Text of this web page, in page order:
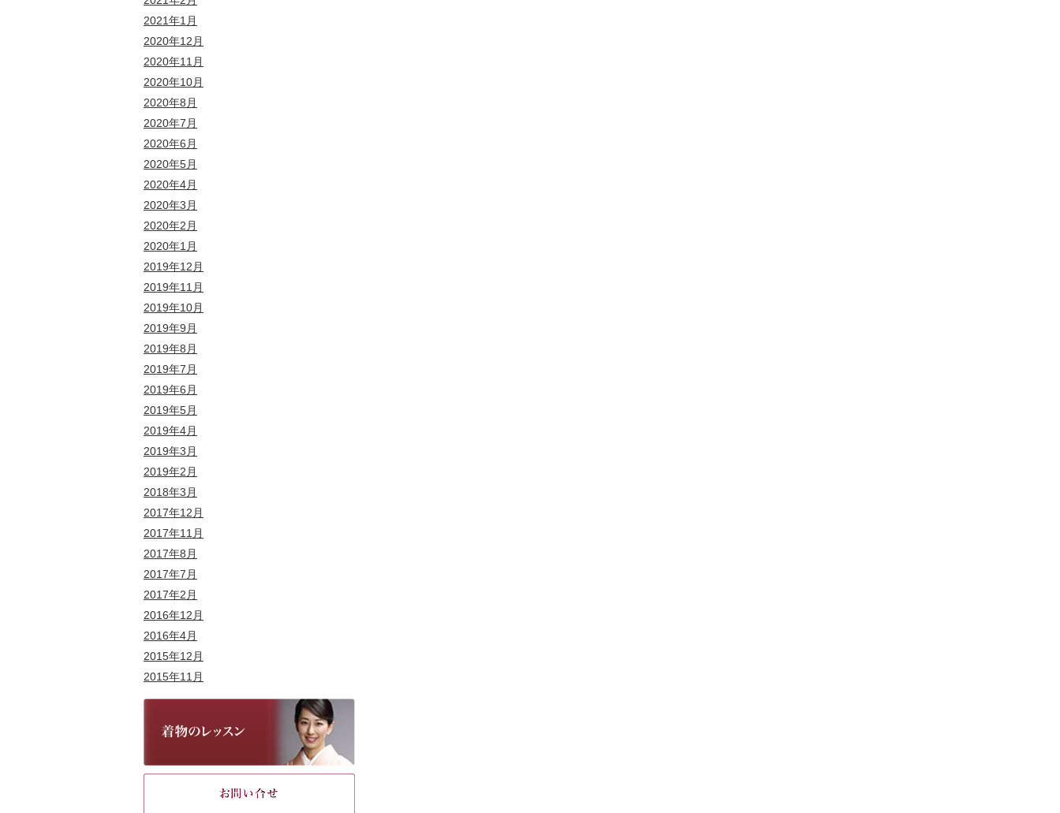
2021年1月
2020年12月
2020年11月
2020年10月
2020年8月
2020年7月
2020年6月
2020年5月
2020年4月
2020年3月
2020年2月
2020年1月
2019年12月
2019年11月
2019年10月
2019年9月
2019年8月
2019年7月
2019年6月
2019年5月
2019年4月
2019年3月
2019年2月
2018年3月
2017年12月
2017年11月
2017年8月
2017年7月
2017年2月
2016年12月
2016年4月
2015年12月
2015年11月